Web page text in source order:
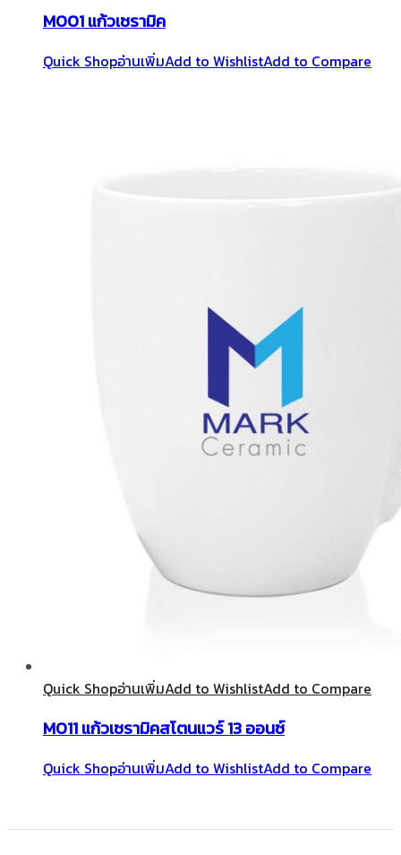
M001 แก้วเซรามิค
Quick Shopอ่านเพิ่มAdd to WishlistAdd to Compare
Quick Shopอ่านเพิ่มAdd to WishlistAdd to Compare
M011 แก้วเซรามิคสโตนแวร์ 13 ออนซ์
Quick Shopอ่านเพิ่มAdd to WishlistAdd to Compare